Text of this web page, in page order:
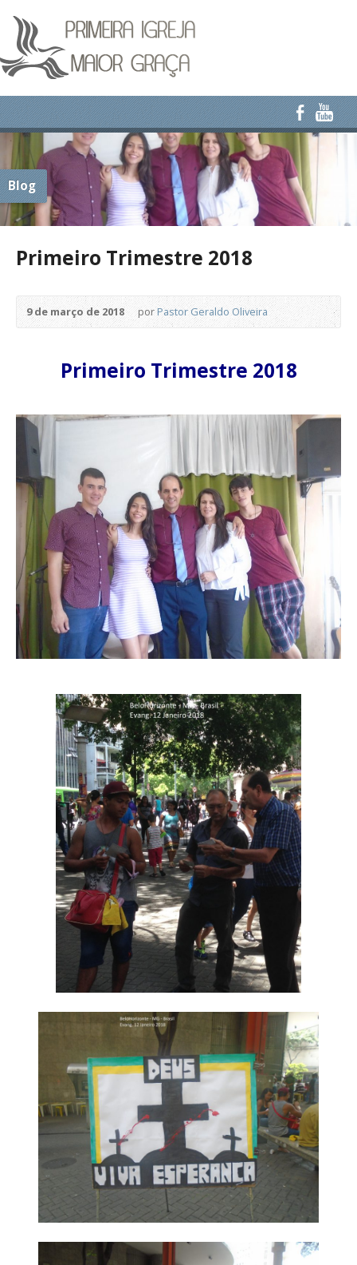
Blog
Primeiro Trimestre 2018
9 de março de 2018 porPastor Geraldo Oliveira
Primeiro Trimestre 2018